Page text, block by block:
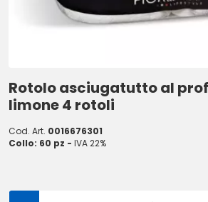
Rotolo asciugatutto al
limone 4 rotoli
Cod. Art. 0016676301
Collo: 60 pz - IVA 22%